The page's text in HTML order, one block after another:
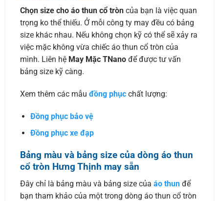
Chọn size cho áo thun cổ tròn của bạn là việc quan
trọng ko thể thiếu. Ở mỗi công ty may đều có bảng
size khác nhau. Nếu không chọn kỹ có thể sẽ xảy ra
việc mặc không vừa chiếc áo thun cổ tròn của
mình. Liên hệ May Mặc TNanođể được tư vấn
bảng size kỹ càng.
Xem thêm các mẫu đồng phụcchất lượng:
Đồng phục bảo vệ
Đồng phục xe đạp
Bảng màu và bảng size của dòng áo thun
cổ tròn Hưng Thịnh may sẵn
Đây chỉ là bảng màu và bảng size của áo thun để
bạn tham khảo của một trong dòng áo thun cổ tròn